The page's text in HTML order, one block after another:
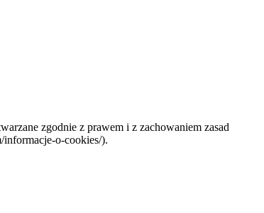
zgodnie z prawem i z zachowaniem zasad
informacje-o-cookies/).